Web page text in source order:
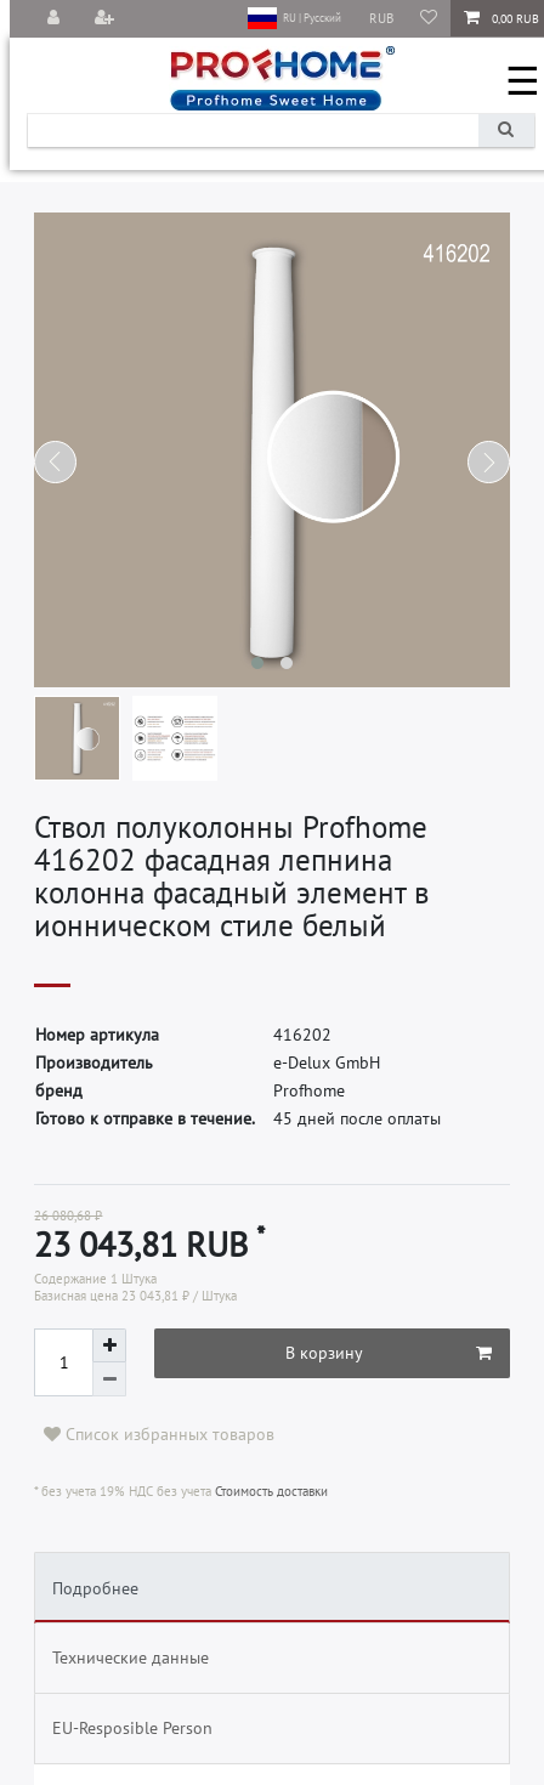
RUB 0,00 RUB
RU | Русский
☰
Ствол полуколонны Profhome
416202 фасадная лепнина
колонна фасадный элемент в
ионническом стиле белый
Номер артикула 416202
Производитель e-Delux GmbH
бренд Profhome
Готово к отправке в течение.
45 дней после оплаты
26 080,68 ₽
23 043,81 RUB*
Содержание 1 Штука
Базисная цена 23 043,81 ₽ / Штука
В корзину
Список избранных товаров
* без учета 19% НДС без учета Стоимость доставки
Подробнее
Технические данные
EU-Resposible Person